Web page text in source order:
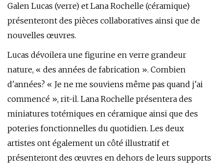
Galen Lucas (verre) et Lana Rochelle (céramique)
présenteront des pièces collaboratives ainsi que de
nouvelles œuvres.
Lucas dévoilera une figurine en verre grandeur
nature, « des années de fabrication ». Combien
d'années? « Je ne me souviens même pas quand j'ai
commencé », rit-il. Lana Rochelle présentera des
miniatures totémiques en céramique ainsi que des
poteries fonctionnelles du quotidien. Les deux
artistes ont également un côté illustratif et
présenteront des œuvres en dehors de leurs supports